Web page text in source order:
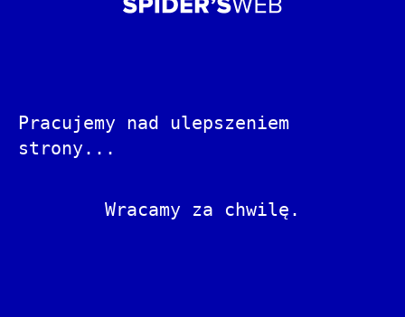
Pracujemy nad ulepszeniem
strony...
Wracamy za chwilę.